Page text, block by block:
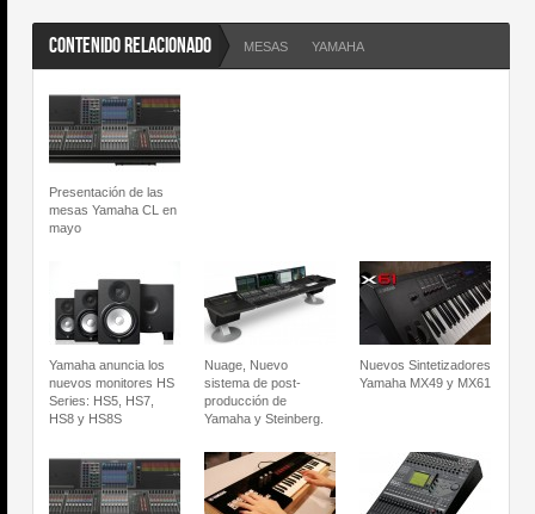
CONTENIDO RELACIONADO MESAS YAMAHA
Presentación de las
mesas Yamaha CL en
mayo
Yamaha anuncia los
nuevos monitores HS
Series: HS5, HS7,
HS8 y HS8S
Nuage, Nuevo
sistema de post-
producción de
Yamaha y Steinberg.
Nuevos Sintetizadores
Yamaha MX49 y MX61